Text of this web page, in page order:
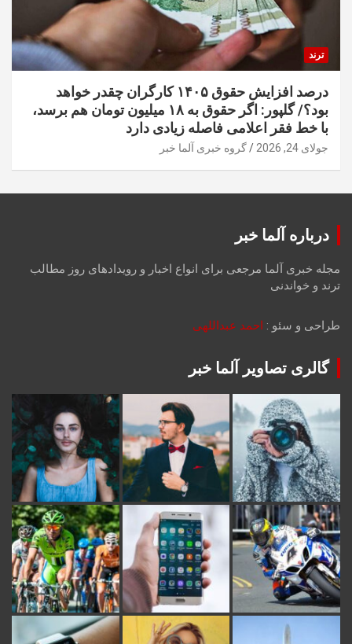
ترند
درصد افزایش حقوق ۱۴۰۵ کارگران چقدر خواهد
بود؟/ گلپور: اگر حقوق به ۱۸ میلیون تومان هم برسد،
با خط فقر اعلامی فاصله زیادی دارد
جولای 24, 2026 گروه خبری آلما خبر
درباره آلما خبر
مجله خبری آلما مرجعی برای انواع اخبار و رویدادهای روز مطالب
ترند و خواندنی
طراحی و سئو : احمد عبداللهی
گالری تصاویر آلما خبر